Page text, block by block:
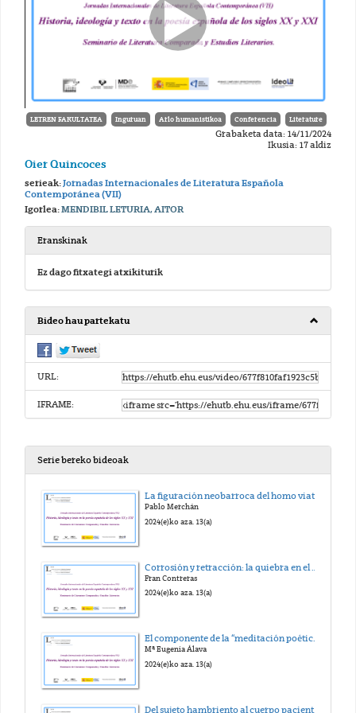
LETREN FAKULTATEA Inguruan Arlo humanistikoa Conferencia Literature
Grabaketa data: 14/11/2024
Ikusia: 17 aldiz
Oier Quincoces
serieak:Jornadas Internacionales de Literatura Española
Contemporánea (VII)
Igorlea:MENDIBIL LETURIA, AITOR
Eranskinak
Ez dago fitxategi atxikiturik
Bideo hau partekatu
URL:
IFRAME:
Serie bereko bideoak
Pablo Merchán
2024(e)ko aza. 13(a)
Fran Contreras
2024(e)ko aza. 13(a)
El componente de la “meditación poética” en El holocausto de los huracanes (2010) de Jesús Hilario Tundidor
Mª Eugenia Álava
2024(e)ko aza. 13(a)